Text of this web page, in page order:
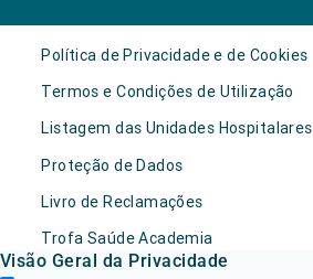
Política de Privacidade e de Cookies
Termos e Condições de Utilização
Listagem das Unidades Hospitalares
Proteção de Dados
Livro de Reclamações
Trofa Saúde Academia
Visão Geral da Privacidade